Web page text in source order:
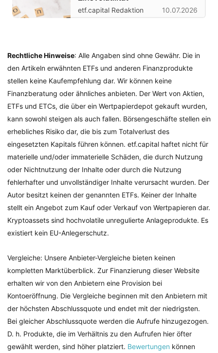
etf.capital Redaktion 10.07.2026
Rechtliche Hinweise: Alle Angaben sind ohne Gewähr. Die in
den Artikeln erwähnten ETFs und anderen Finanzprodukte
stellen keine Kaufempfehlung dar. Wir können keine
Finanzberatung oder ähnliches anbieten. Der Wert von Aktien,
ETFs und ETCs, die über ein Wertpapierdepot gekauft wurden,
kann sowohl steigen als auch fallen. Börsengeschäfte stellen ein
erhebliches Risiko dar, die bis zum Totalverlust des
eingesetzten Kapitals führen können. etf.capital haftet nicht für
materielle und/oder immaterielle Schäden, die durch Nutzung
oder Nichtnutzung der Inhalte oder durch die Nutzung
fehlerhafter und unvollständiger Inhalte verursacht wurden. Der
Autor besitzt keinen der genannten ETFs. Keiner der Inhalte
stellt ein Angebot zum Kauf oder Verkauf von Wertpapieren dar.
Kryptoassets sind hochvolatile unregulierte Anlageprodukte. Es
existiert kein EU-Anlegerschutz.
Vergleiche: Unsere Anbieter-Vergleiche bieten keinen
kompletten Marktüberblick. Zur Finanzierung dieser Website
erhalten wir von den Anbietern eine Provision bei
Kontoeröffnung. Die Vergleiche beginnen mit den Anbietern mit
der höchsten Abschlussquote und endet mit der niedrigsten.
Bei gleicher Abschlussquote werden die Aufrufe hinzugezogen.
D. h. Produkte, die im Verhältnis zu den Aufrufen hier öfter
gewählt werden, sind höher platziert. Bewertungen können